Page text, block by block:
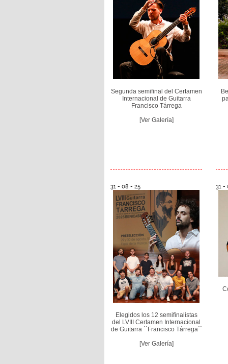
Segunda semifinal del Certamen
Internacional de Guitarra
Francisco Tárrega
[Ver Galería]
31 - 08 - 25
Elegidos los 12 semifinalistas
del LVIII Certamen Internacional
de Guitarra ´´Francisco Tárrega´´
[Ver Galería]
31 -